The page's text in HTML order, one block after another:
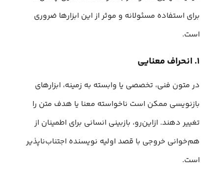
برای استفاده مسئولانه و موثر از این ابزارها ضروری
است.
۱. انحراف معنایی
در متون فنی، تخصصی یا وابسته به زمینه، ابزارهای
بازنویسی ممکن است ناخواسته معنا یا هدف متن را
تغییر دهند. ازاین‌رو، بازبینی انسانی برای اطمینان از
هم‌خوانی خروجی با قصد اولیه نویسنده اجتناب‌ناپذیر
است.